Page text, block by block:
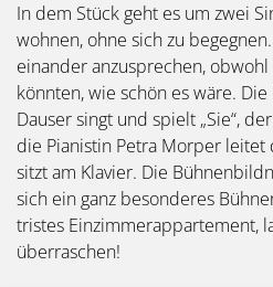
In dem Stück geht es um zwei
wohnen, ohne sich zu
einander anzusprechen,
könnten, wie schön es wäre. Die
Dauser singt und spielt „Sie“,
die Pianistin Petra Morper leitet
sitzt am Klavier. Die
sich ein ganz besonderes
tristes Einzimmerappartement,
überraschen!